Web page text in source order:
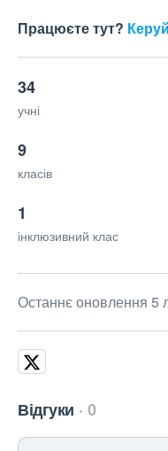
Працюєте тут?
34
учні
9
класів
1
інклюзивний клас
Останнє оновлення 5
Відгуки 0